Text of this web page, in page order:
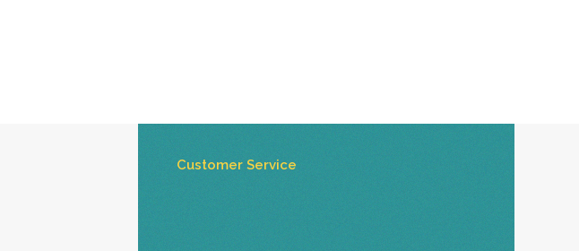
Customer Service